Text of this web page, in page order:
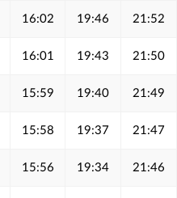
16:02 19:46 21:52
16:01 19:43 21:50
15:59 19:40 21:49
15:58 19:37 21:47
15:56 19:34 21:46